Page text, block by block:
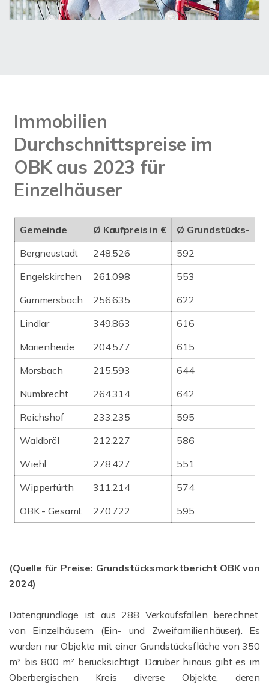
Immobilien
Durchschnittspreise im
OBK aus 2023 für
Einzelhäuser
Gemeinde Ø Kaufpreis in €
Ø
Bergneustadt
248.526
592
Engelskirchen
261.098
553
Gummersbach
256.635
622
Lindlar
349.863
616
Marienheide
204.577
615
Morsbach
215.593
644
Nümbrecht
264.314
642
Reichshof
233.235
595
Waldbröl
212.227
586
Wiehl
278.427
551
Wipperfürth
311.214
574
OBK - Gesamt
270.722 595
(Quelle für Preise: Grundstücksmarktbericht OBK von
2024)
Datengrundlage ist aus 288 Verkaufsfällen berechnet,
von Einzelhäusern (Ein- und Zweifamilienhäuser). Es
wurden nur Objekte mit einer Grundstücksfläche von 350
m² bis 800 m² berücksichtigt. Darüber hinaus gibt es im
Oberbergischen Kreis diverse Objekte, deren